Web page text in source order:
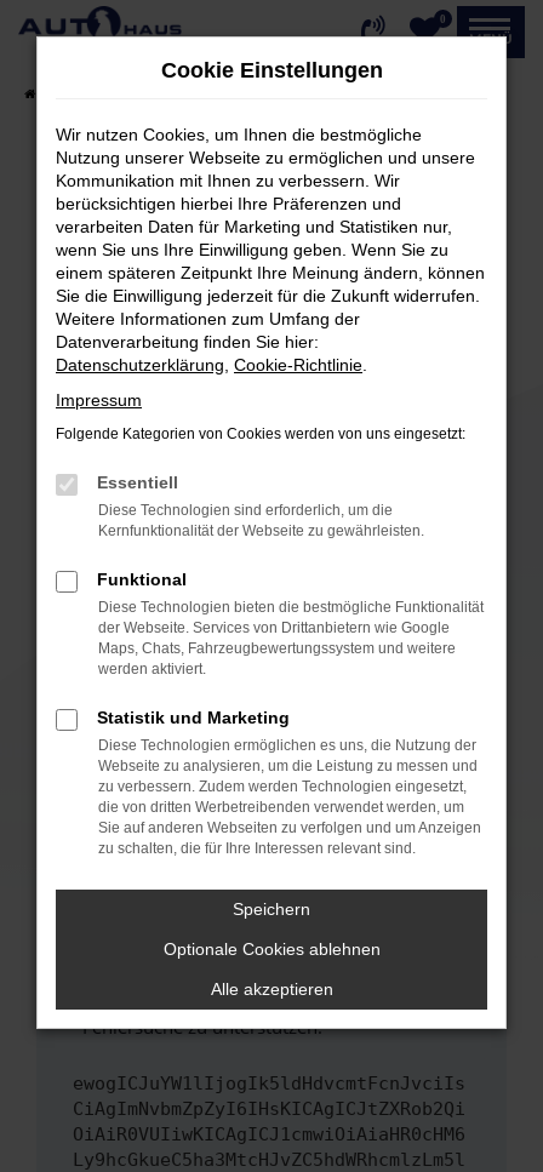
Zum
0
MENÜ
Fehler: Network Error
Beim Laden ist ein Fehler aufgetreten.
Hier sind ein paar Tipps, die dir helfen können:
Überprüfe deine Firewall und deine
Internetverbindung.
Laden andere Webseiten, zum Beispiel deine
Suchmaschine?
Prüfe deine Browsererweiterungen.
können das Laden bestimmter Seiten
verhindern. Funktioniert die Seite in einem
anderen Browser oder in einem privaten
Fenster?
Starte dein Gerät neu.
Das kann manchmal helfen, vorübergehende
Probleme zu beheben.
Betriebssystem auf dem neuesten Stand
sind.
Veraltete Software birgt nicht nur ein
Sicherheitsrisiko, sondern kann auch dazu
führen, dass bestimmte Funktionen nicht mehr
unterstützt werden.
Wende dich an den Webseitenbetreiber.
Wenn du alle oben genannten Schritte versucht
hast, kontaktiere uns bitte. Wir werden
uns diesen Text schicken, um uns bei der
Fehlersuche zu unterstützen:
ewogICJuYW1lIjogIk5ldHdvcmtFcnJvciIs
CiAgImNvbmZpZyI6IHsKICAgICJtZXRob2Qi
OiAiR0VUIiwKICAgICJ1cmwiOiAiaHR0cHM6
Ly9hcGkueC5ha3MtcHJvZC5hdWRhcmlzLm5l
Cookie Einstellungen
Wir nutzen Cookies, um Ihnen die bestmögliche
Nutzung unserer Webseite zu ermöglichen und unsere
Kommunikation mit Ihnen zu verbessern. Wir
berücksichtigen hierbei Ihre Präferenzen und
verarbeiten Daten für Marketing und Statistiken nur,
wenn Sie uns Ihre Einwilligung geben. Wenn Sie zu
einem späteren Zeitpunkt Ihre Meinung ändern, können
Sie die Einwilligung jederzeit für die Zukunft widerrufen.
Weitere Informationen zum Umfang der
Datenverarbeitung finden Sie hier:
Datenschutzerklärung Cookie-Richtlinie
Impressum
Folgende Kategorien von Cookies werden von uns eingesetzt:
Essentiell
Diese Technologien sind erforderlich, um die
Kernfunktionalität der Webseite zu gewährleisten.
Funktional
Diese Technologien bieten die bestmögliche Funktionalität
der Webseite. Services von Drittanbietern wie Google
Maps, Chats, Fahrzeugbewertungssystem und weitere
werden aktiviert.
Statistik und Marketing
Diese Technologien ermöglichen es uns, die Nutzung der
Webseite zu analysieren, um die Leistung zu messen und
zu verbessern. Zudem werden Technologien eingesetzt,
die von dritten Werbetreibenden verwendet werden, um
Sie auf anderen Webseiten zu verfolgen und um Anzeigen
zu schalten, die für Ihre Interessen relevant sind.
Speichern
Optionale Cookies ablehnen
Alle akzeptieren